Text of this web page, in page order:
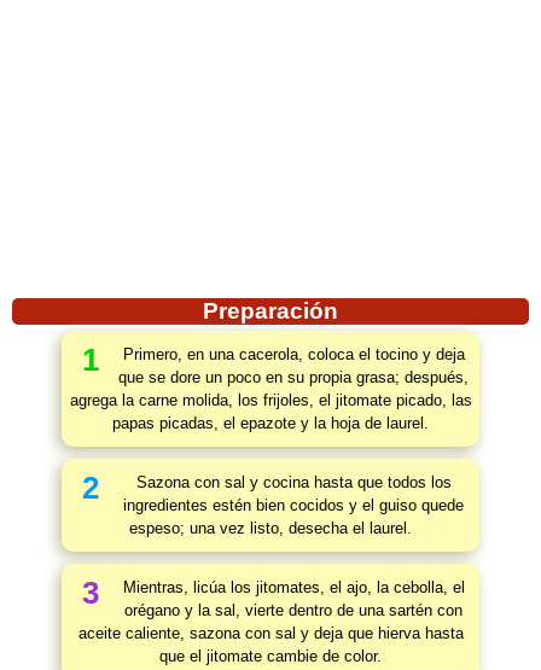
Preparación
1
Primero, en una cacerola, coloca el tocino y deja
que se dore un poco en su propia grasa; después,
agrega la carne molida, los frijoles, el jitomate picado, las
papas picadas, el epazote y la hoja de laurel.
2
Sazona con sal y cocina hasta que todos los
ingredientes estén bien cocidos y el guiso quede
espeso; una vez listo, desecha el laurel.
3
Mientras, licúa los jitomates, el ajo, la cebolla, el
orégano y la sal, vierte dentro de una sartén con
aceite caliente, sazona con sal y deja que hierva hasta
que el jitomate cambie de color.